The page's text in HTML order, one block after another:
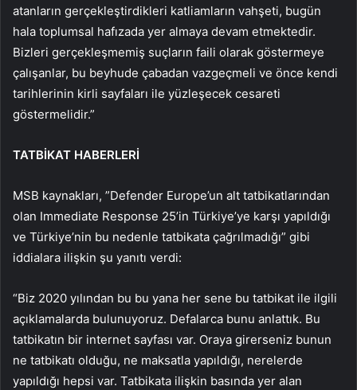
atanların gerçekleştirdikleri katliamların vahşeti, bugün
hala toplumsal hafızada yer almaya devam etmektedir.
Bizleri gerçekleşmemiş suçların faili olarak göstermeye
çalışanlar, bu beyhude çabadan vazgeçmeli ve önce kendi
tarihlerinin kirli sayfaları ile yüzleşecek cesareti
göstermelidir.”
TATBİKAT HABERLERİ
MSB kaynakları, ”Defender Europe’un alt tatbikatlarından
olan Immediate Response 25’in Türkiye’ye karşı yapıldığı
ve Türkiye’nin bu nedenle tatbikata çağrılmadığı” gibi
iddialara ilişkin şu yanıtı verdi:
“Biz 2020 yılından bu bu yana her sene bu tatbikat ile ilgili
açıklamalarda bulunuyoruz. Defalarca bunu anlattık. Bu
tatbikatın bir internet sayfası var. Oraya girerseniz bunun
ne tatbikatı olduğu, ne maksatla yapıldığı, nerelerde
yapıldığı hepsi var. Tatbikata ilişkin basında yer alan